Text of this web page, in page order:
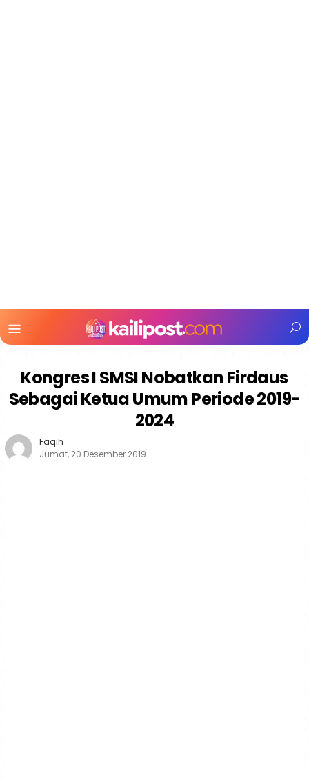
Mobile
Kongres I SMSI Nobatkan Firdaus
Sebagai Ketua Umum Periode 2019-
2024
Faqih
Jumat, 20 Desember 2019